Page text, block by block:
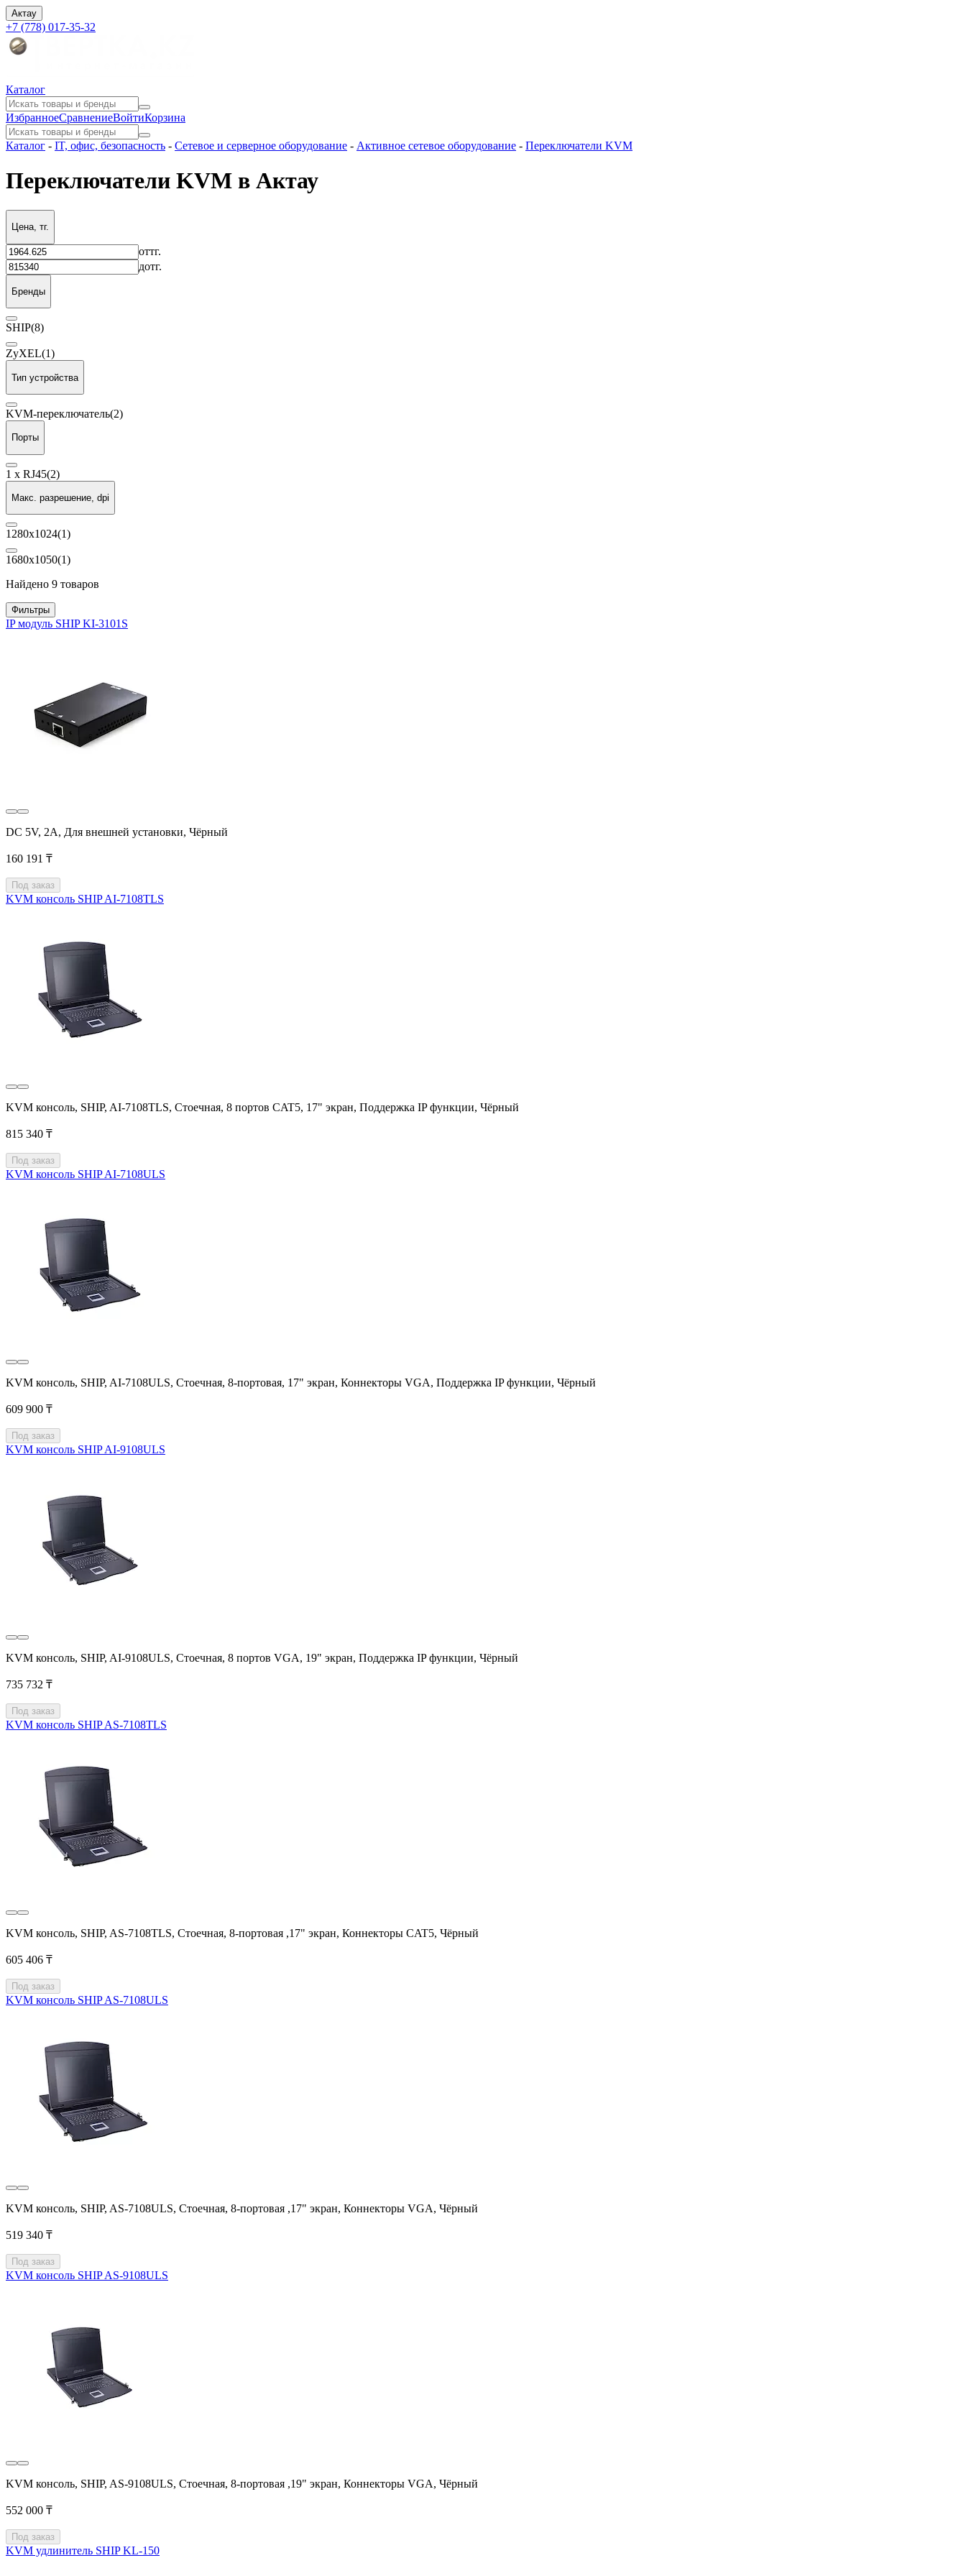
Актау
+7 (778) 017-35-32
Каталог
ИзбранноеСравнениеВойтиКорзина
Каталог - IT, офис, безопасность - Сетевое и серверное оборудование - Активное сетевое оборудование - Переключатели KVM
Переключатели KVM в Актау
Цена, тг.
оттг.
дотг.
Бренды
SHIP(8)
ZyXEL(1)
Тип устройства
KVM-переключатель(2)
Порты
1 x RJ45(2)
Макс. разрешение, dpi
1280х1024(1)
1680x1050(1)
Найдено 9 товаров
Фильтры
IP модуль SHIP KI-3101S
DC 5V, 2A, Для внешней установки, Чёрный
160 191 ₸
Под заказ
KVM консоль SHIP AI-7108TLS
KVM консоль, SHIP, AI-7108TLS, Стоечная, 8 портов CAT5, 17" экран, Поддержка IP функции, Чёрный
815 340 ₸
Под заказ
KVM консоль SHIP AI-7108ULS
KVM консоль, SHIP, AI-7108ULS, Стоечная, 8-портовая, 17" экран, Коннекторы VGA, Поддержка IP функции, Чёрный
609 900 ₸
Под заказ
KVM консоль SHIP AI-9108ULS
KVM консоль, SHIP, AI-9108ULS, Стоечная, 8 портов VGA, 19" экран, Поддержка IP функции, Чёрный
735 732 ₸
Под заказ
KVM консоль SHIP AS-7108TLS
KVM консоль, SHIP, AS-7108TLS, Стоечная, 8-портовая ,17" экран, Коннекторы CAT5, Чёрный
605 406 ₸
Под заказ
KVM консоль SHIP AS-7108ULS
KVM консоль, SHIP, AS-7108ULS, Стоечная, 8-портовая ,17" экран, Коннекторы VGA, Чёрный
519 340 ₸
Под заказ
KVM консоль SHIP AS-9108ULS
KVM консоль, SHIP, AS-9108ULS, Стоечная, 8-портовая ,19" экран, Коннекторы VGA, Чёрный
552 000 ₸
Под заказ
KVM удлинитель SHIP KL-150